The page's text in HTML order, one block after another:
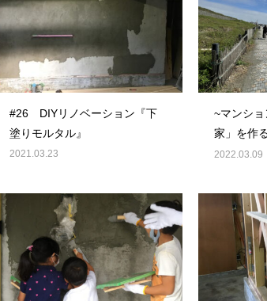
#26 DIYリノベーション『下
塗りモルタル』
2021.03.23
~マンシ
家」を作
一緒に内見
2022.03.09